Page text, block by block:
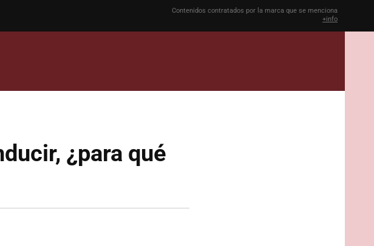
Contenidos contratados por la marca que se menciona
+info
¿para qué